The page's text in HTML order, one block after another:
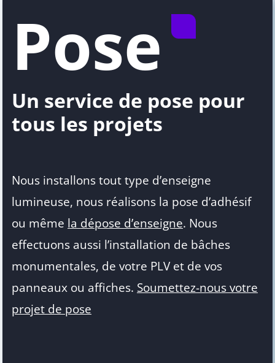
Pose
Un service de pose pour
tous les projets
Nous installons tout type d’enseigne
lumineuse, nous réalisons la pose d’adhésif
ou même la dépose d’enseigne. Nous
effectuons aussi l’installation de bâches
monumentales, de votre PLV et de vos
panneaux ou affiches. Soumettez-nous votre
projet de pose